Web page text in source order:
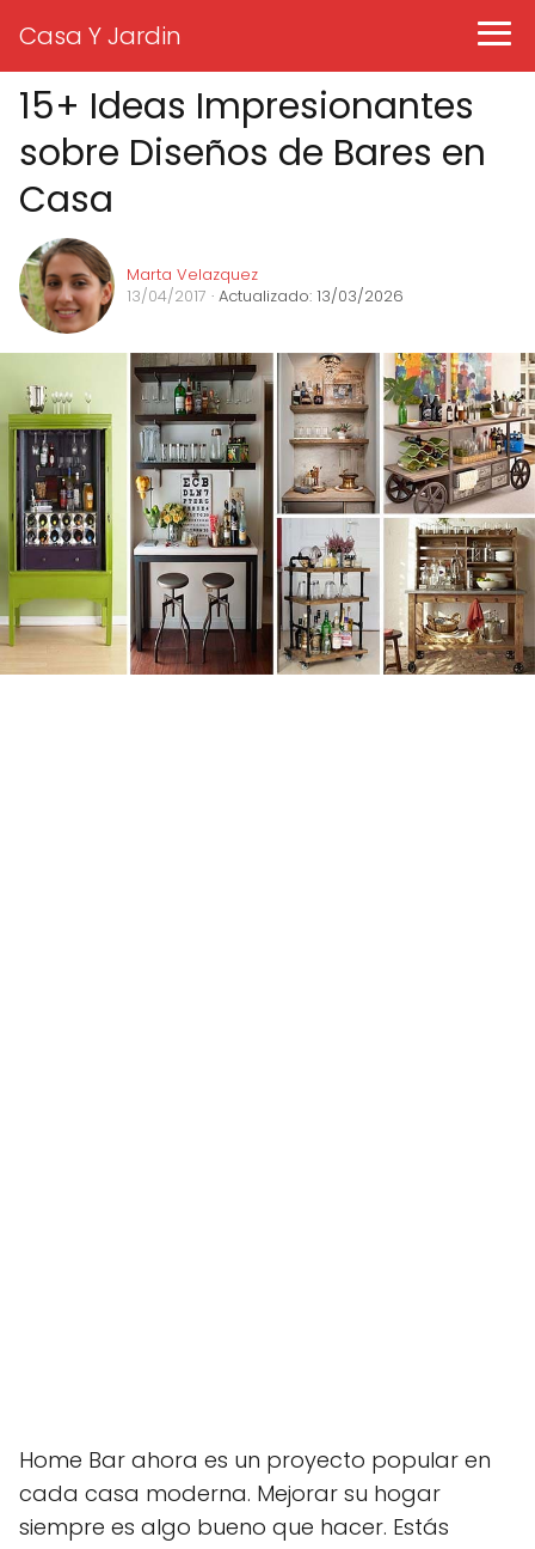
Casa Y Jardin
15+ Ideas Impresionantes
sobre Diseños de Bares en
Casa
Marta Velazquez
13/04/2017 · Actualizado: 13/03/2026
Home Bar ahora es un proyecto popular en
cada casa moderna. Mejorar su hogar
siempre es algo bueno que hacer. Estás